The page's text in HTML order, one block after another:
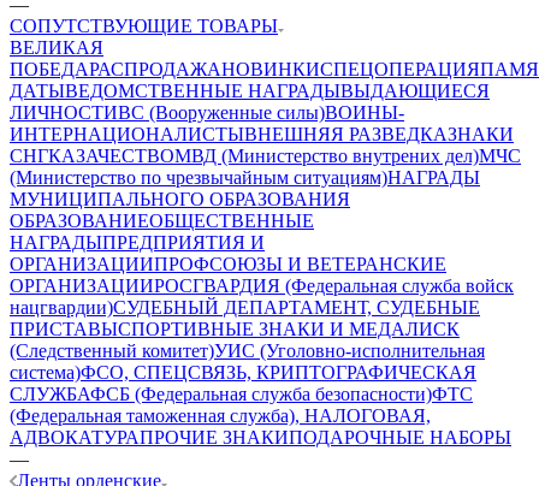
—
СОПУТСТВУЮЩИЕ ТОВАРЫ
ВЕЛИКАЯ
ПОБЕДАРАСПРОДАЖАНОВИНКИСПЕЦОПЕРАЦИЯ
ДАТЫВЕДОМСТВЕННЫЕ НАГРАДЫВЫДАЮЩИЕСЯ
ЛИЧНОСТИВС (Вооруженные силы)ВОИНЫ-
ИНТЕРНАЦИОНАЛИСТЫВНЕШНЯЯ РАЗВЕДКАЗНАКИ
СНГКАЗАЧЕСТВОМВД (Министерство внутрених дел)МЧС
(Министерство по чрезвычайным ситуациям)НАГРАДЫ
МУНИЦИПАЛЬНОГО ОБРАЗОВАНИЯ
ОБРАЗОВАНИЕОБЩЕСТВЕННЫЕ
НАГРАДЫПРЕДПРИЯТИЯ И
ОРГАНИЗАЦИИПРОФСОЮЗЫ И ВЕТЕРАНСКИЕ
ОРГАНИЗАЦИИРОСГВАРДИЯ (Федеральная служба войск
нацгвардии)СУДЕБНЫЙ ДЕПАРТАМЕНТ, СУДЕБНЫЕ
ПРИСТАВЫСПОРТИВНЫЕ ЗНАКИ И МЕДАЛИСК
(Следственный комитет)УИС (Уголовно-исполнительная
система)ФСО, СПЕЦСВЯЗЬ, КРИПТОГРАФИЧЕСКАЯ
СЛУЖБАФСБ (Федеральная служба безопасности)ФТС
(Федеральная таможенная служба), НАЛОГОВАЯ,
АДВОКАТУРАПРОЧИЕ ЗНАКИПОДАРОЧНЫЕ НАБОРЫ
—
Ленты орденские